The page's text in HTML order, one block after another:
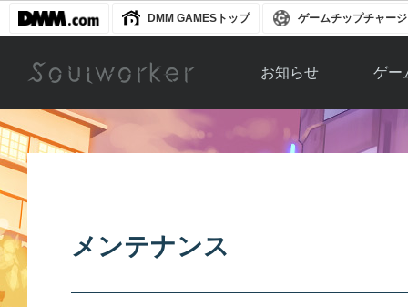
DMM GAMESトップ ゲームチップチャージ
お知らせ
お知らせ一覧
ゲー
ソウ
アップ
メンテナンス